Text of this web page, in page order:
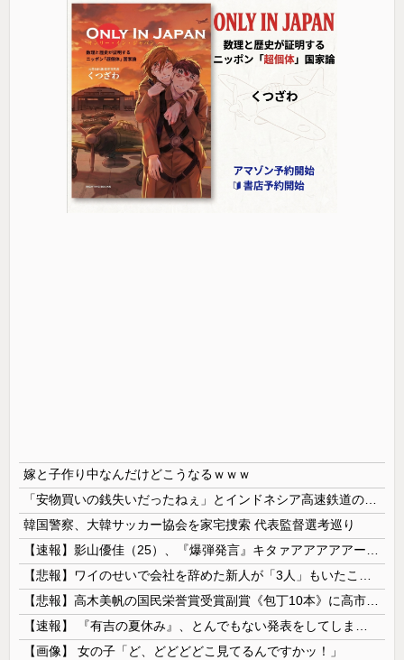
嫁と子作り中なんだけどこうなるｗｗｗ
韓国警察、大韓サッカー協会を家宅捜索 代表監督選考巡り
【画像】 女の子「ど、どどどどこ見てるんですかッ！」